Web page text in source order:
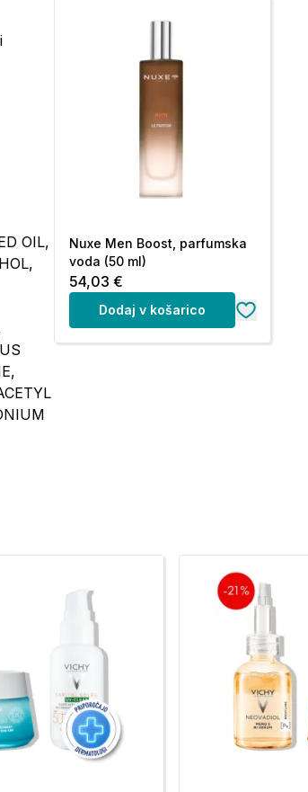
OIL,
Nuxe Men Boost, parfumska
voda (50 ml)
54,03 €
Dodaj v košarico